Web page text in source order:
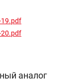
19.pdf
20.pdf
аналог